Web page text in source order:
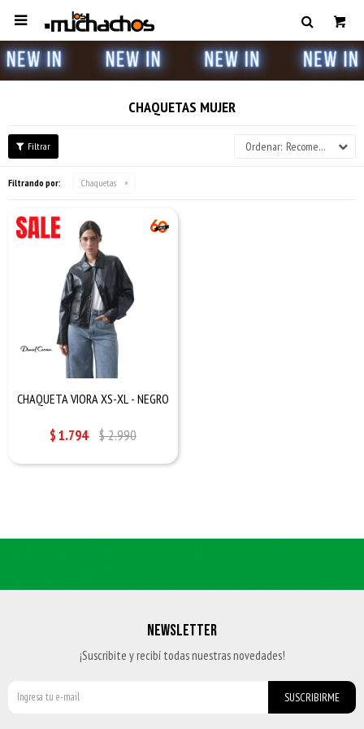

CHAQUETAS MUJER
Recomendados
Filtrando por: Chaquetas
CHAQUETA VIORA XS-XL - NEGRO
$1.794 $2.990
NEWSLETTER
¡Suscribite y recibí todas nuestras novedades!
SUSCRIBIRME